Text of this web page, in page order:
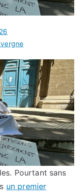
Pourtant sans
un premier